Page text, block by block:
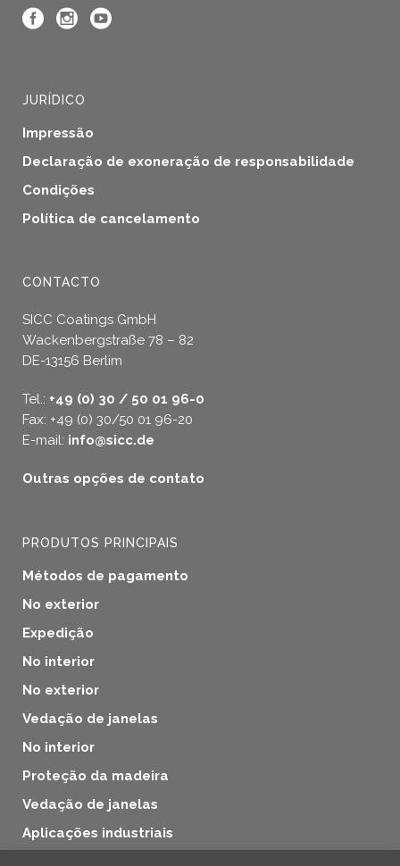
JURÍDICO
Impressão
Declaração de exoneração de responsabilidade
Condições
Política de cancelamento
CONTACTO
SICC Coatings GmbH
Wackenbergstraße 78 – 82
DE-13156 Berlim
Tel.: +49 (0) 30 / 50 01 96-0
Fax: +49 (0) 30/50 01 96-20
E-mail: info@sicc.de
Outras opções de contato
PRODUTOS PRINCIPAIS
Métodos de pagamento
No exterior
Expedição
No interior
No exterior
Vedação de janelas
No interior
Proteção da madeira
Vedação de janelas
Aplicações industriais